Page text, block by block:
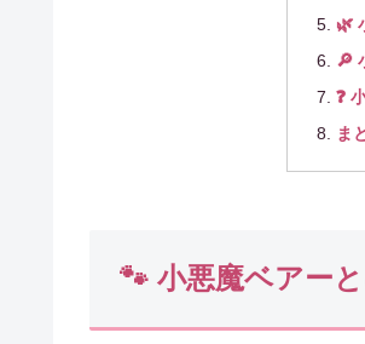
🌿
🔎
❓
ま
🐾 小悪魔ベアー